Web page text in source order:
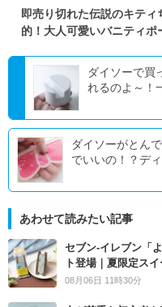
即売り切れた伝説のキテ
的！大人可愛いバニティポ
ダイソーで買
れるのよ～！
ダイソーがとん
でいいの！？ディ
あわせて読みたい記事
セブン‐イレブン「
ト登場｜夏限定ス
08月06日 11時30分